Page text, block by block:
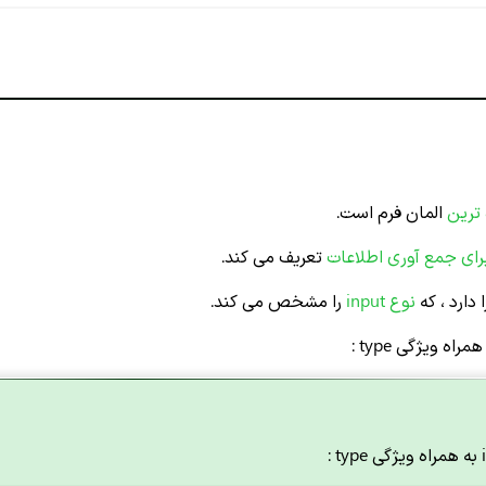
ترین المان فرم است.
جمع آوری اطلاعاتتعریف می کند.
دارد ، که نوع input را مشخص می کند.